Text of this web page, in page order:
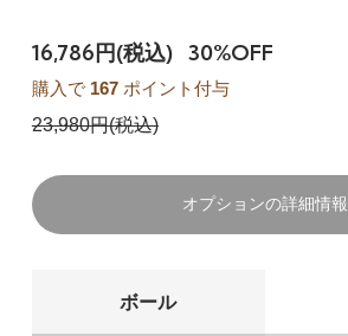
16,786円(税込) 30%OFF
購入で 167ポイント付与
23,980円(税込)
オプションの詳細情報
ボール